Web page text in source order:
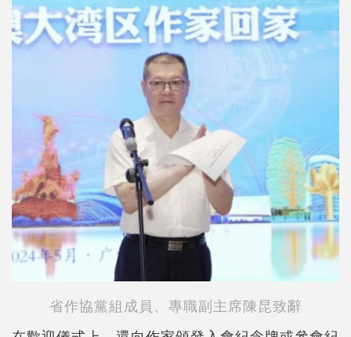
省作協黨組成員、專職副主席 陳昆致辭